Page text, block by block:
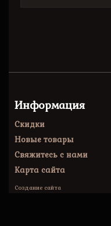
Информация
Скидки
Новые товары
Свяжитесь с нами
Карта сайта
Создание сайта